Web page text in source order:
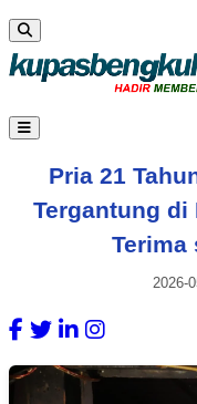
Pria 21
Tergantung di
Terima
2026-